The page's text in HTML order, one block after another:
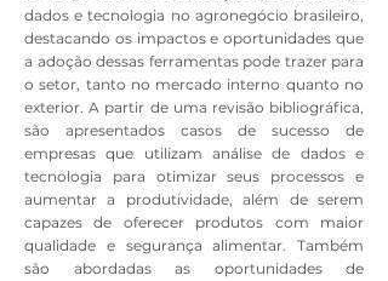
dados e tecnologia no agronegócio brasileiro,
destacando os impactos e oportunidades que
a adoção dessas ferramentas pode trazer para
o setor, tanto no mercado interno quanto no
exterior. A partir de uma revisão bibliográfica,
são apresentados casos de sucesso de
empresas que utilizam análise de dados e
tecnologia para otimizar seus processos e
aumentar a produtividade, além de serem
capazes de oferecer produtos com maior
qualidade e segurança alimentar. Também
são abordadas as oportunidades de